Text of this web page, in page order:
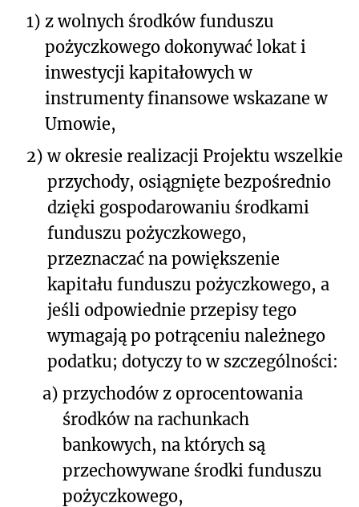
1) z wolnych środków funduszu
pożyczkowego dokonywać lokat i
inwestycji kapitałowych w
instrumenty finansowe wskazane w
Umowie,
2) w okresie realizacji Projektu wszelkie
przychody, osiągnięte bezpośrednio
dzięki gospodarowaniu środkami
funduszu pożyczkowego,
przeznaczać na powiększenie
kapitału funduszu pożyczkowego, a
jeśli odpowiednie przepisy tego
wymagają po potrąceniu należnego
podatku; dotyczy to w szczególności:
a) przychodów z oprocentowania
środków na rachunkach
bankowych, na których są
przechowywane środki funduszu
pożyczkowego,